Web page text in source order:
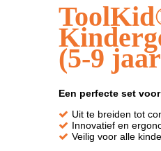
(5-9
Een perfecte set
Uit te breiden tot
Innovatief en
Veilig voor alle